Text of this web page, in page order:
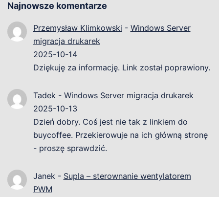
Najnowsze komentarze
Przemysław Klimkowski - Windows Server
migracja drukarek
2025-10-14
Dziękuję za informację. Link został poprawiony.
Tadek- Windows Server migracja drukarek
2025-10-13
Dzień dobry. Coś jest nie tak z linkiem do
buycoffee. Przekierowuje na ich główną stronę
- proszę sprawdzić.
Janek- Supla – sterownanie wentylatorem
PWM